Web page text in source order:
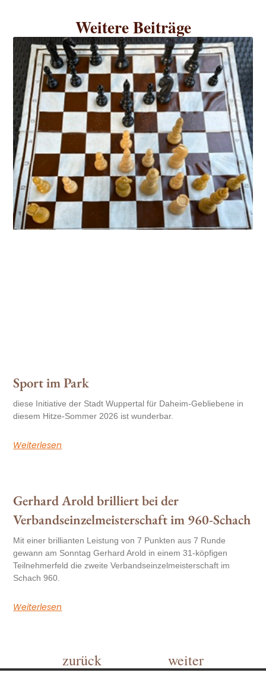
Weitere Beiträge
Sport im Park
diese Initiative der Stadt Wuppertal für Daheim-Gebliebene in
diesem Hitze-Sommer 2026 ist wunderbar.
Weiterlesen
Gerhard Arold brilliert bei der
Verbandseinzelmeisterschaft im 960-Schach
Mit einer brillianten Leistung von 7 Punkten aus 7 Runde
gewann am Sonntag Gerhard Arold in einem 31-köpfigen
Teilnehmerfeld die zweite Verbandseinzelmeisterschaft im
Schach 960.
Weiterlesen
zurück weiter